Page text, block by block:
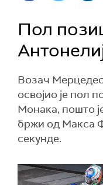
Пол
Возач
освојио је пол
Монака, пошто
бржи од Макса
секунде.